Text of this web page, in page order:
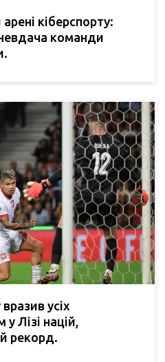
арені кіберспорту:
команди
усіх
Лізі націй,
рекорд.